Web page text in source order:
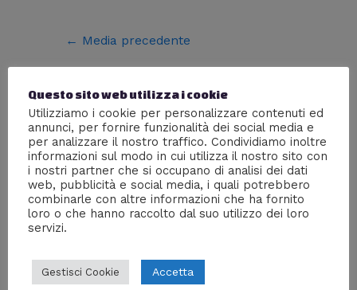
← Media precedente
Lascia un commento
Devi essereconnesso per inviare un commento.
ACCEDI CON FACEBOOK!
Accetto il trattamento dei miei dati come da Informativa sulla
privacy.
Questo sito web utilizza i cookie
Utilizziamo i cookie per personalizzare contenuti ed
annunci, per fornire funzionalità dei social media e
per analizzare il nostro traffico. Condividiamo inoltre
informazioni sul modo in cui utilizza il nostro sito con
i nostri partner che si occupano di analisi dei dati
web, pubblicità e social media, i quali potrebbero
combinarle con altre informazioni che ha fornito
loro o che hanno raccolto dal suo utilizzo dei loro
servizi.
Gestisci Cookie Accetta